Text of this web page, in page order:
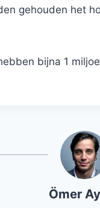
gehouden het
bijna 1
Ömer